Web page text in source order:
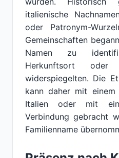
italienische
oder Patronym-
Gemeinschaften
Namen zu
Herkunftsort oder
widerspiegelten. Die
kann daher mit
Italien oder mit
Verbindung gebracht
Familienname